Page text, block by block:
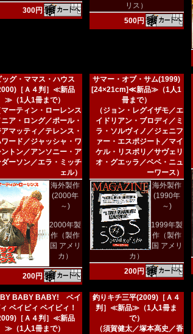
300円
リス）
500円
ッグ・ママス・ハウス
［Ａ４判］≪新品
≫（1人1冊まで）
ーティン・ローレンス
ア・ロング／ポール・
マッティ／テレンス・
ード／ジャッシャ・ワ
トン／アンソニー・ア
ーソン／エラ・ミッチ
ェル）
海外製作
(2000年
～)
2000年製
作（製作
国 アメリ
カ）
200円
サマー・オブ・サム(1999)
[24×21cm]≪新品≫（1人1
冊まで）
（ジョン・レグイザモ／エ
イドリアン・ブロディ／ミ
ラ・ソルヴィノ／ジェニフ
ァー・エスポジート／マイ
ケル・リスポリ／サヴェリ
オ・グエッラ／ベベ・ニュ
ーワース）
海外製作
(1990年
～)
1999年製
作（製作
国 アメリ
カ）
200円
BABY BABY! ベイ
ベイビィ ベイビィ！
［Ａ４判］≪新品
≫（1人1冊まで）
釣りキチ三平(2009)［Ａ４
判］≪新品≫（1人1冊ま
で）
（須賀健太／塚本高史／香